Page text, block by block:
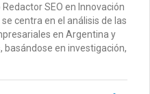
SEO en Innovación
centra en el análisis de las
en Argentina y
basándose en investigación,